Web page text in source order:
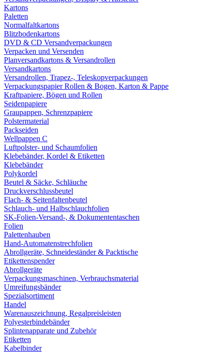
Kartons
Paletten
Normalfaltkartons
Blitzbodenkartons
DVD & CD Versandverpackungen
Verpacken und Versenden
Planversandkartons & Versandrollen
Versandkartons
Versandrollen, Trapez-, Teleskopverpackungen
Verpackungspapier Rollen & Bogen, Karton & Pappe
Kraftpapiere, Bögen und Rollen
Seidenpapiere
Graupappen, Schrenzpapiere
Polstermaterial
Packseiden
Wellpappen C
Luftpolster- und Schaumfolien
Klebebänder, Kordel & Etiketten
Klebebänder
Polykordel
Beutel & Säcke, Schläuche
Druckverschlussbeutel
Flach- & Seitenfaltenbeutel
Schlauch- und Halbschlauchfolien
SK-Folien-Versand-, & Dokumententaschen
Folien
Palettenhauben
Hand-Automatenstrechfolien
Abrollgeräte, Schneideständer & Packtische
Etikettenspender
Abrollgeräte
Verpackungsmaschinen, Verbrauchsmaterial
Umreifungsbänder
Spezialsortiment
Handel
Warenauszeichnung, Regalpreisleisten
Polyesterbindebänder
Splintenapparate und Zubehör
Etiketten
Kabelbinder